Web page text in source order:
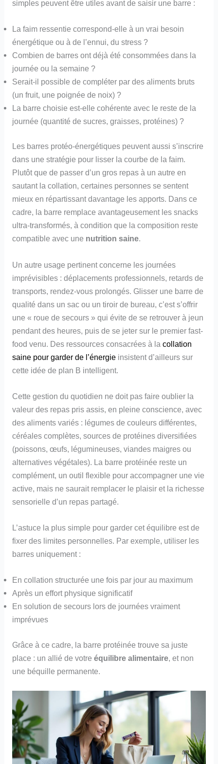
simples peuvent être utiles avant de saisir une barre :
La faim ressentie correspond-elle à un vrai besoin
énergétique ou à de l’ennui, du stress ?
Combien de barres ont déjà été consommées dans la
journée ou la semaine ?
Serait-il possible de compléter par des aliments bruts
(un fruit, une poignée de noix) ?
La barre choisie est-elle cohérente avec le reste de la
journée (quantité de sucres, graisses, protéines) ?
Les barres protéo-énergétiques peuvent aussi s’inscrire
dans une stratégie pour lisser la courbe de la faim.
Plutôt que de passer d’un gros repas à un autre en
sautant la collation, certaines personnes se sentent
mieux en répartissant davantage les apports. Dans ce
cadre, la barre remplace avantageusement les snacks
ultra-transformés, à condition que la composition reste
compatible avec une nutrition saine.
Un autre usage pertinent concerne les journées
imprévisibles : déplacements professionnels, retards de
transports, rendez-vous prolongés. Glisser une barre de
qualité dans un sac ou un tiroir de bureau, c’est s’offrir
une « roue de secours » qui évite de se retrouver à jeun
pendant des heures, puis de se jeter sur le premier fast-
food venu. Des ressources consacrées à lacollation
saine pour garder de l’énergie insistent d’ailleurs sur
cette idée de plan B intelligent.
Cette gestion du quotidien ne doit pas faire oublier la
valeur des repas pris assis, en pleine conscience, avec
des aliments variés : légumes de couleurs différentes,
céréales complètes, sources de protéines diversifiées
(poissons, œufs, légumineuses, viandes maigres ou
alternatives végétales). La barre protéinée reste un
complément, un outil flexible pour accompagner une vie
active, mais ne saurait remplacer le plaisir et la richesse
sensorielle d’un repas partagé.
L’astuce la plus simple pour garder cet équilibre est de
fixer des limites personnelles. Par exemple, utiliser les
barres uniquement :
En collation structurée une fois par jour au maximum
Après un effort physique significatif
En solution de secours lors de journées vraiment
imprévues
Grâce à ce cadre, la barre protéinée trouve sa juste
place : un allié de votreéquilibre alimentaire, et non
une béquille permanente.